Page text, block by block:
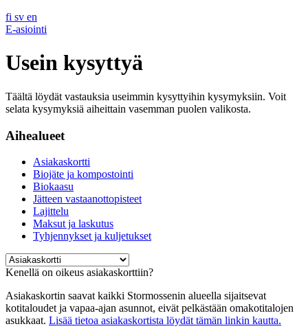
fi sv en
E-asiointi
Usein kysyttyä
Täältä löydät vastauksia useimmin kysyttyihin kysymyksiin. Voit
selata kysymyksiä aiheittain vasemman puolen valikosta.
Aihealueet
Asiakaskortti
Biojäte ja kompostointi
Biokaasu
Jätteen vastaanottopisteet
Lajittelu
Maksut ja laskutus
Tyhjennykset ja kuljetukset
Kenellä on oikeus asiakaskorttiin?
Asiakaskortin saavat kaikki Stormossenin alueella sijaitsevat
kotitaloudet ja vapaa-ajan asunnot, eivät pelkästään omakotitalojen
asukkaat. Lisää tietoa asiakaskortista löydät tämän linkin kautta.